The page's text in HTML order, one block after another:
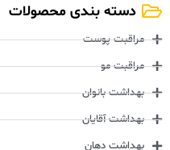
دسته بندی محصولات
مراقبت پوست
مراقبت مو
بهداشت بانوان
بهداشت آقایان
بهداشت دهان